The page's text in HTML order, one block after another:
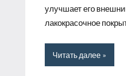
улучшает его
лакокрасочное
Читать далее